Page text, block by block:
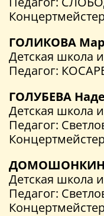
ГОЛИКОВА
Детская школа
Педагог:
ГОЛУБЕВА
Детская школа
Педагог:
Детская школа
Педагог: